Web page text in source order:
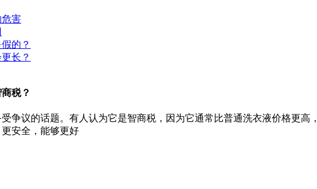
害
的？
长？
税？
争议的话题。有人认为它是智商税，因为它通常比普通洗衣液价格更
安全，能够更好